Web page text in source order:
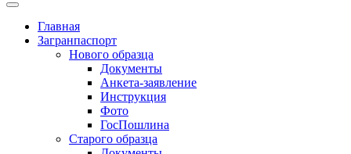
Главная
Загранпаспорт
Нового образца
Документы
Анкета-заявление
Инструкция
Фото
ГосПошлина
Старого образца